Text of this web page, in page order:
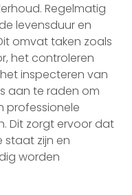
Regelmatig
levensduur en
omvat taken zoals
het controleren
inspecteren van
aan te raden om
professionele
Dit zorgt ervoor dat
zijn en
worden